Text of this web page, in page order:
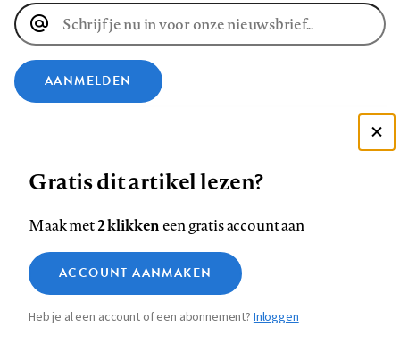
E-
mailadres
AANMELDEN
ons
op
Facebook
ons
op
LinkedIn
ons
op
Bluesky
ons
op
Instagram
ons
op
YouTube
ons
Footer
navigation
Contact Colofon Disclaimer Privacy
Medische vragen verdienen
betrouwbare antwoorden
Gratis dit artikel lezen?
Maak met2 klikkeneen gratis account aan
ACCOUNT AANMAKEN
Heb je al een account of een abonnement?Inloggen
Zie onze cookie policy
Analytische cookies
Marketing cookies